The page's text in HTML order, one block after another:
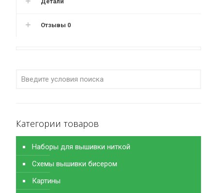
Отзывы 0
Категории товаров
Наборы для вышивки ниткой
Схемы вышивки бисером
Картины